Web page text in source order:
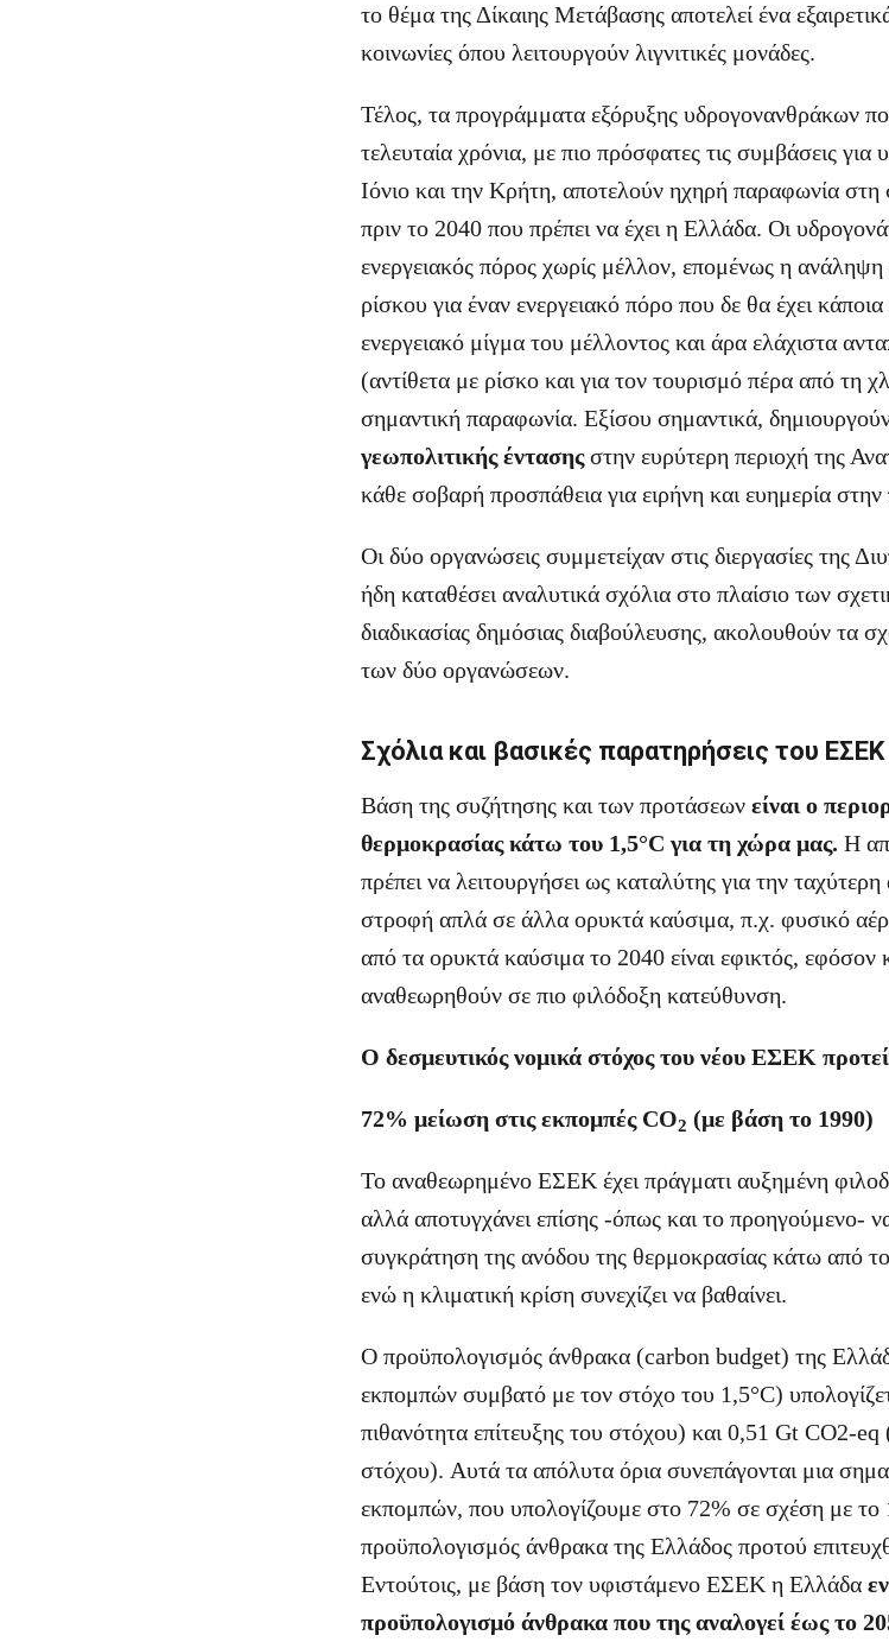
το θέμα της Δίκαιης Μετάβασης αποτελεί ένα
κοινωνίες όπου λειτουργούν λιγνιτικές μονάδες.
Τέλος, τα προγράμματα εξόρυξης υδρογονανθράκων
τελευταία χρόνια, με πιο πρόσφατες τις συμβάσεις για
Ιόνιο και την Κρήτη, αποτελούν ηχηρή παραφωνία στη
πριν το 2040 που πρέπει να έχει η Ελλάδα. Οι
ενεργειακός πόρος χωρίς μέλλον, επομένως η
ρίσκου για έναν ενεργειακό πόρο που δε θα έχει
ενεργειακό μίγμα του μέλλοντος και άρα ελάχιστα
(αντίθετα με ρίσκο και για τον τουρισμό πέρα από τη
σημαντική παραφωνία. Εξίσου σημαντικά,
γεωπολιτικής έντασηςστην ευρύτερη περιοχή της
κάθε σοβαρή προσπάθεια για ειρήνη και ευημερία στην
Οι δύο οργανώσεις συμμετείχαν στις διεργασίες της
ήδη καταθέσει αναλυτικά σχόλια στο πλαίσιο των
διαδικασίας δημόσιας διαβούλευσης, ακολουθούν τα
των δύο οργανώσεων.
Σχόλια και βασικές παρατηρήσεις του ΕΣΕΚ
Βάση της συζήτησης και των προτάσεων είναι ο
θερμοκρασίας κάτω του 1,5°C για τη χώρα μας. Η
πρέπει να λειτουργήσει ως καταλύτης για την
στροφή απλά σε άλλα ορυκτά καύσιμα, π.χ. φυσικό
από τα ορυκτά καύσιμα το 2040 είναι εφικτός,
αναθεωρηθούν σε πιο φιλόδοξη κατεύθυνση.
Ο δεσμευτικός νομικά στόχος του νέου ΕΣΕΚ
72% μείωση στις εκπομπές CO2 (με βάση το 1990)
Το αναθεωρημένο ΕΣΕΚ έχει πράγματι αυξημένη
αλλά αποτυγχάνει επίσης -όπως και το προηγούμενο-
συγκράτηση της ανόδου της θερμοκρασίας κάτω από
ενώ η κλιματική κρίση συνεχίζει να βαθαίνει.
Ο προϋπολογισμός άνθρακα (carbon budget) της
εκπομπών συμβατό με τον στόχο του 1,5°C)
πιθανότητα επίτευξης του στόχου) και 0,51 Gt CO2-eq
στόχου). Αυτά τα απόλυτα όρια συνεπάγονται μια
εκπομπών, που υπολογίζουμε στο 72% σε σχέση με το
προϋπολογισμός άνθρακα της Ελλάδος προτού
Εντούτοις, με βάση τον υφιστάμενο ΕΣΕΚ η Ελλάδα
προϋπολογισμό άνθρακα που της αναλογεί έως το